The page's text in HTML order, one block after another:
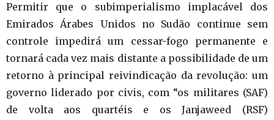
Permitir que o subimperialismo implacável dos
Emirados Árabes Unidos no Sudão continue sem
controle impedirá um cessar-fogo permanente e
tornará cada vez mais distante a possibilidade de um
retorno à principal reivindicação da revolução: um
governo liderado por civis, com “os militares (SAF)
de volta aos quartéis e os Janjaweed (RSF)